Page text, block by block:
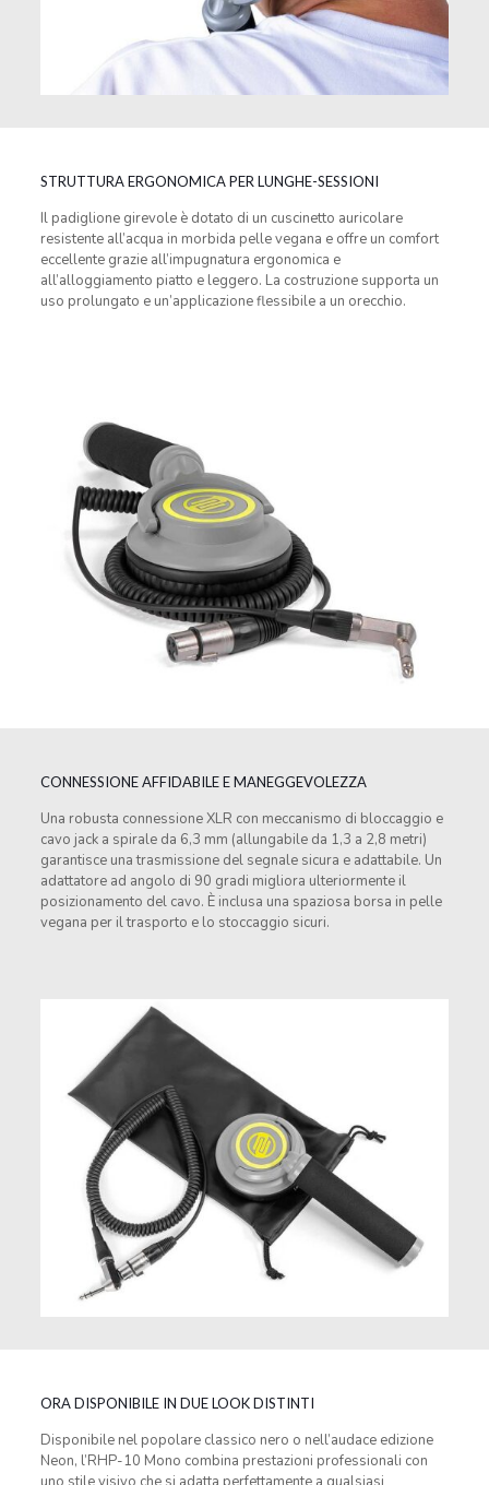
STRUTTURA ERGONOMICA PER LUNGHE-SESSIONI
Il padiglione girevole è dotato di un cuscinetto auricolare
resistente all’acqua in morbida pelle vegana e offre un comfort
eccellente grazie all’impugnatura ergonomica e
all’alloggiamento piatto e leggero. La costruzione supporta un
uso prolungato e un’applicazione flessibile a un orecchio.
CONNESSIONE AFFIDABILE E MANEGGEVOLEZZA
Una robusta connessione XLR con meccanismo di bloccaggio e
cavo jack a spirale da 6,3 mm (allungabile da 1,3 a 2,8 metri)
garantisce una trasmissione del segnale sicura e adattabile. Un
adattatore ad angolo di 90 gradi migliora ulteriormente il
posizionamento del cavo. È inclusa una spaziosa borsa in pelle
vegana per il trasporto e lo stoccaggio sicuri.
ORA DISPONIBILE IN DUE LOOK DISTINTI
Disponibile nel popolare classico nero o nell’audace edizione
Neon, l’RHP-10 Mono combina prestazioni professionali con